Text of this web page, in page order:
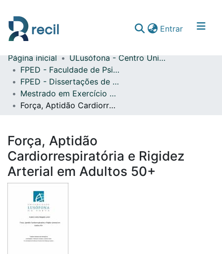
Entrar(current)
Comunidades & Coleções
Percorrer repositório
Estatísticas
Página inicial
ULusófona - Centro Universitário do Porto
FPED - Faculdade de Psicologia, Educação e Desporto
FPED - Dissertações de Mestrado
Mestrado em Exercício e Saúde
Força, Aptidão Cardiorrespiratória e Rigidez Arterial em Adultos 50+
Força, Aptidão
Cardiorrespiratória e Rigidez
Arterial em Adultos 50+